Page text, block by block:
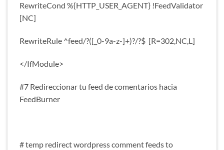
RewriteCond %{HTTP_USER_AGENT} !FeedValidator
[NC]
RewriteRule ^feed/?([_0-9a-z-]+)?/?$ [R=302,NC,L]
</IfModule>
#7 Redireccionar tu feed de comentarios hacia
FeedBurner
# temp redirect wordpress comment feeds to